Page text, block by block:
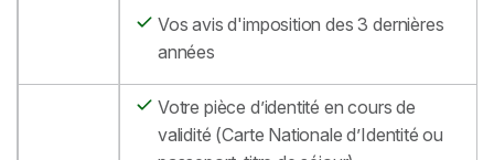
Vos avis d'imposition des 3 dernières
années
Votre pièce d’identité en cours de
validité (Carte Nationale d’Identité ou